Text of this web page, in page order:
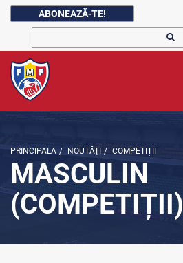
ABONEAZĂ-TE!
PRINCIPALA / NOUTĂŢI / COMPETIȚII
MASCULIN
(COMPETIȚII)